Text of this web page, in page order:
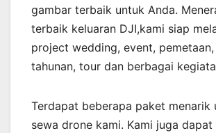
gambar terbaik untuk Anda.
terbaik keluaran DJI,kami siap
project wedding, event,
tahunan, tour dan berbagai
Terdapat beberapa paket menarik
sewa drone kami. Kami juga dapat